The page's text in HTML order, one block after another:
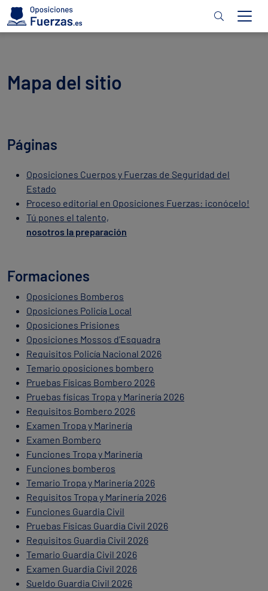
Mapa del sitio
Páginas
Oposiciones Cuerpos y Fuerzas de Seguridad del
Estado
Proceso editorial en Oposiciones Fuerzas: ¡conócelo!
Tú pones el talento,
nosotros la preparación
Formaciones
Oposiciones Bomberos
Oposiciones Policía Local
Oposiciones Prisiones
Oposiciones Mossos d’Esquadra
Requisitos Policía Nacional 2026
Temario oposiciones bombero
Pruebas Físicas Bombero 2026
Pruebas físicas Tropa y Marinería 2026
Requisitos Bombero 2026
Examen Tropa y Marinería
Examen Bombero
Funciones Tropa y Marinería
Funciones bomberos
Temario Tropa y Marinería 2026
Requisitos Tropa y Marinería 2026
Funciones Guardia Civil
Pruebas Físicas Guardia Civil 2026
Requisitos Guardia Civil 2026
Temario Guardia Civil 2026
Examen Guardia Civil 2026
Sueldo Guardia Civil 2026